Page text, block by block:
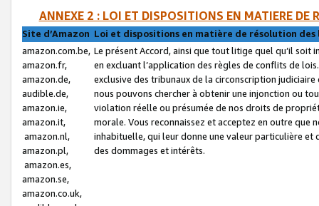
ANNEXE 2 : LOI ET DISPOSITIONS EN MATIERE DE
Site d’Amazon Loi et dispositions en matière de résolution
amazon.com.be,
amazon.fr,
amazon.de,
audible.de,
amazon.ie,
amazon.it,
amazon.nl,
amazon.pl,
amazon.es,
amazon.se,
amazon.co.uk,
Le présent Accord, ainsi que tout litige quel qu’il soit
en excluant l’application des règles de conflits de
exclusive des tribunaux de la circonscription
nous pouvons chercher à obtenir une injonction ou
violation réelle ou présumée de nos droits de
morale. Vous reconnaissez et acceptez en outre que
inhabituelle, qui leur donne une valeur particulière
des dommages et intérêts.